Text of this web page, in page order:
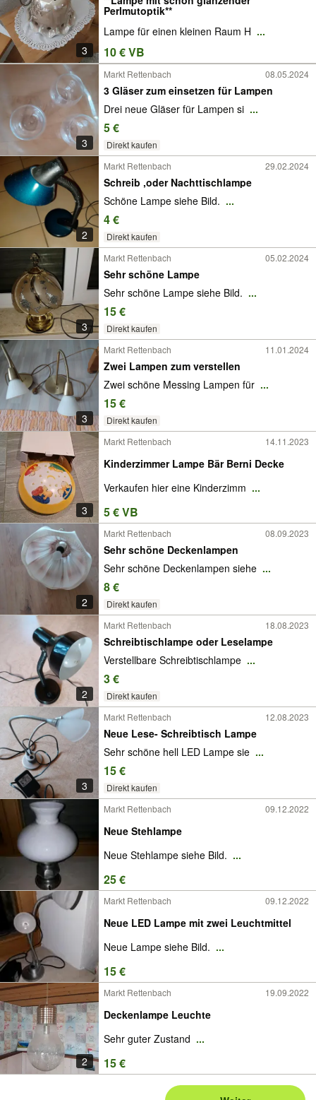
3
Perlmutoptik**
Lampe für einen kleinen Raum H ...
10 € VB
3
Markt Rettenbach 08.05.2024
3 Gläser zum einsetzen für Lampen
Drei neue Gläser für Lampen si ...
5 €
Direkt kaufen
2
Markt Rettenbach 29.02.2024
Schreib ,oder Nachttischlampe
Schöne Lampe siehe Bild. ...
4 €
Direkt kaufen
3
Markt Rettenbach 05.02.2024
Sehr schöne Lampe
Sehr schöne Lampe siehe Bild. ...
15 €
Direkt kaufen
3
Markt Rettenbach 11.01.2024
Zwei Lampen zum verstellen
Zwei schöne Messing Lampen für ...
15 €
Direkt kaufen
3
Markt Rettenbach 14.11.2023
Kinderzimmer Lampe Bär Berni Decke
Verkaufen hier eine Kinderzimm ...
5 € VB
2
Markt Rettenbach 08.09.2023
Sehr schöne Deckenlampen
Sehr schöne Deckenlampen siehe ...
8 €
Direkt kaufen
2
Markt Rettenbach 18.08.2023
Schreibtischlampe oder Leselampe
Verstellbare Schreibtischlampe ...
3 €
Direkt kaufen
3
Markt Rettenbach 12.08.2023
Neue Lese- Schreibtisch Lampe
Sehr schöne hell LED Lampe sie ...
15 €
Direkt kaufen
Markt Rettenbach
09.12.2022
Neue Stehlampe
Neue Stehlampe siehe Bild. ...
25 €
Markt Rettenbach 09.12.2022
Neue LED Lampe mit zwei Leuchtmittel
Neue Lampe siehe Bild. ...
15 €
2
Markt Rettenbach 19.09.2022
Deckenlampe Leuchte
Sehr guter Zustand ...
15 €